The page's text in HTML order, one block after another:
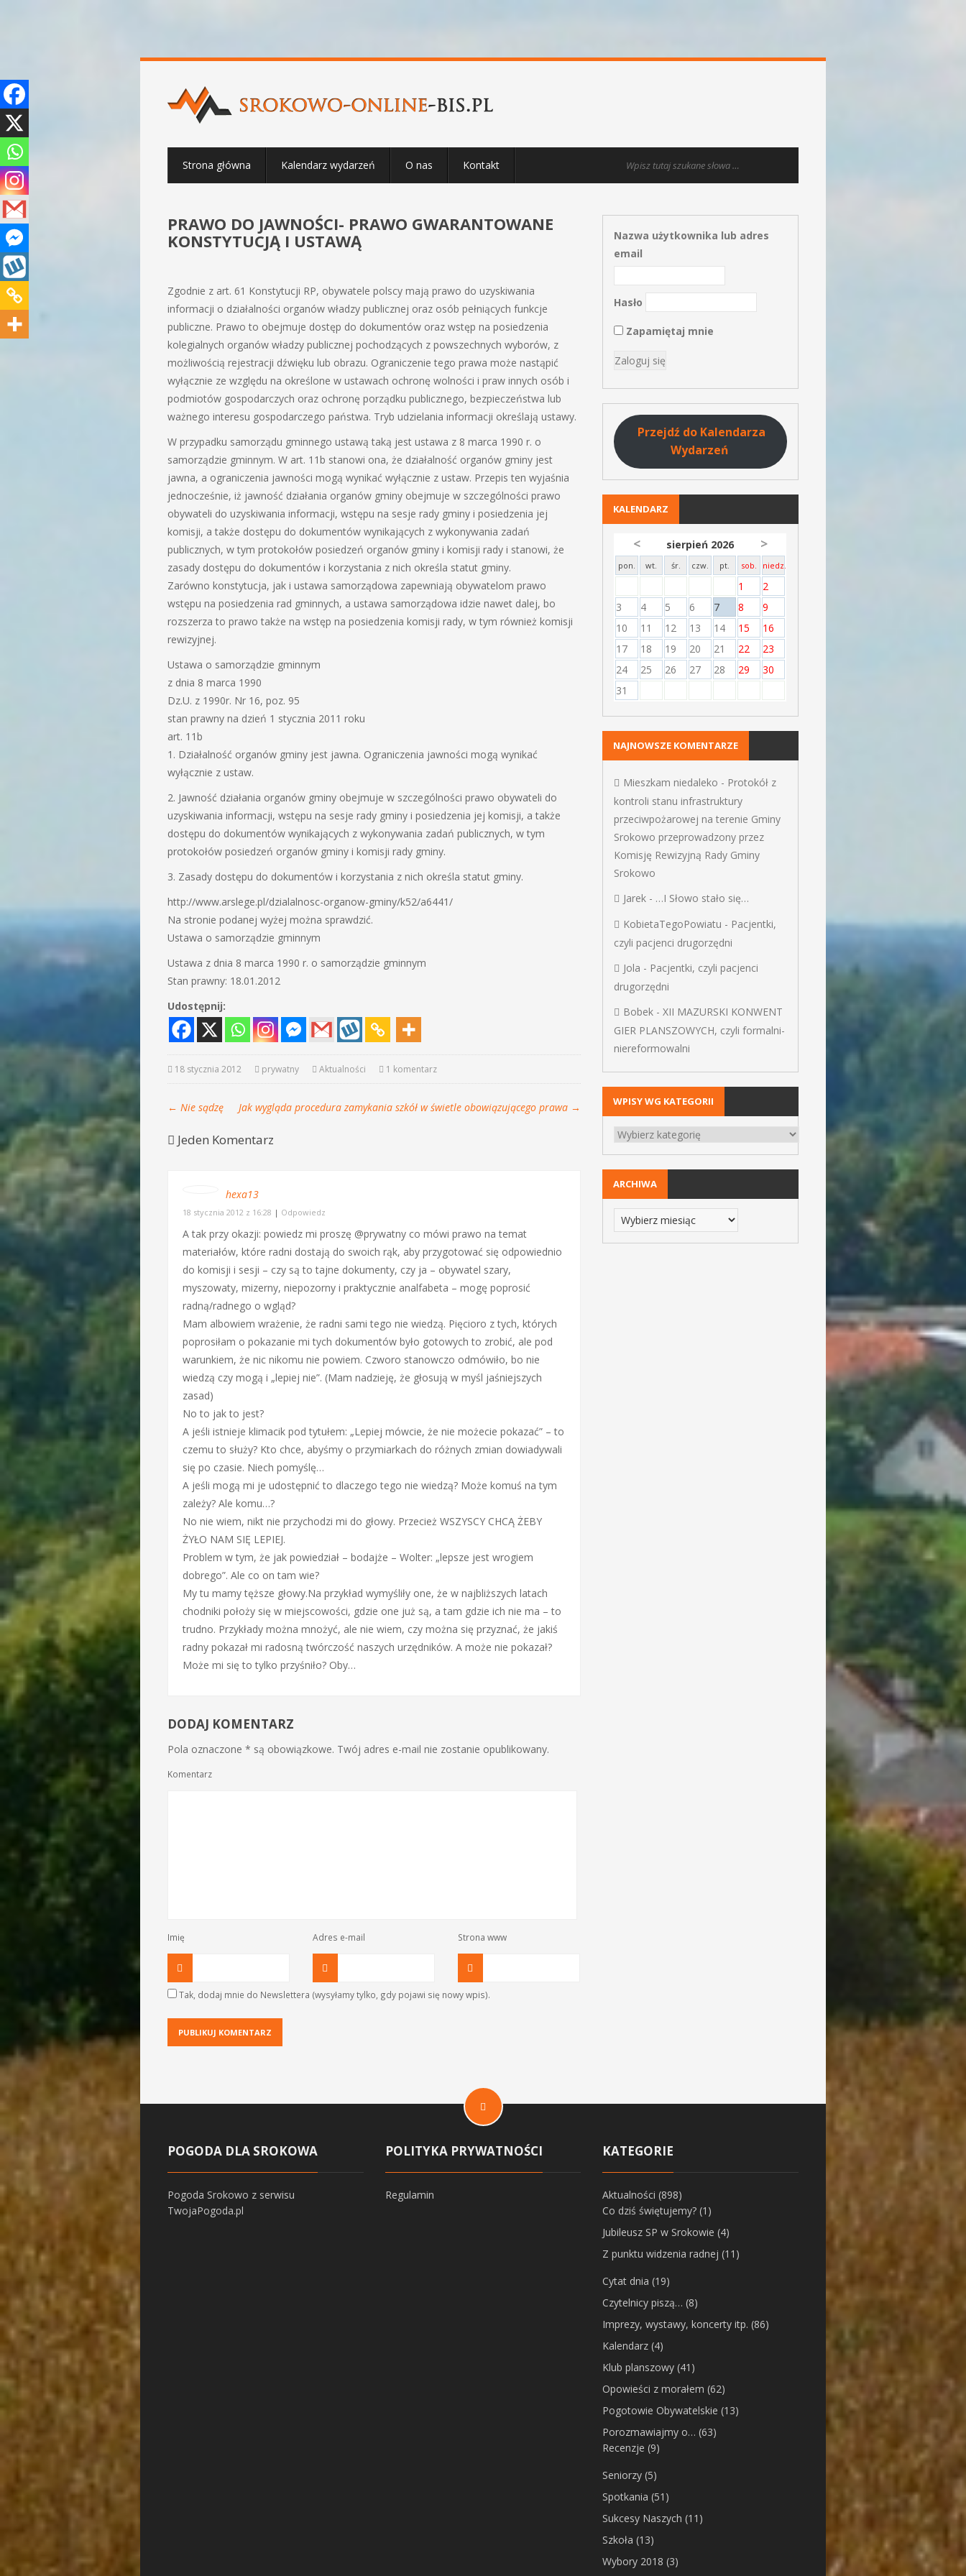
Strona główna Kalendarz wydarzeń O nas Kontakt
PRAWO DO JAWNOŚCI- PRAWO GWARANTOWANE
KONSTYTUCJĄ I USTAWĄ
Zgodnie z art. 61 Konstytucji RP, obywatele polscy mają prawo do uzyskiwania
informacji o działalności organów władzy publicznej oraz osób pełniących funkcje
publiczne. Prawo to obejmuje dostęp do dokumentów oraz wstęp na posiedzenia
kolegialnych organów władzy publicznej pochodzących z powszechnych wyborów, z
możliwością rejestracji dźwięku lub obrazu. Ograniczenie tego prawa może nastąpić
wyłącznie ze względu na określone w ustawach ochronę wolności i praw innych osób i
podmiotów gospodarczych oraz ochronę porządku publicznego, bezpieczeństwa lub
ważnego interesu gospodarczego państwa. Tryb udzielania informacji określają ustawy.
W przypadku samorządu gminnego ustawą taką jest ustawa z 8 marca 1990 r. o
samorządzie gminnym. W art. 11b stanowi ona, że działalność organów gminy jest
jawna, a ograniczenia jawności mogą wynikać wyłącznie z ustaw. Przepis ten wyjaśnia
jednocześnie, iż jawność działania organów gminy obejmuje w szczególności prawo
obywateli do uzyskiwania informacji, wstępu na sesje rady gminy i posiedzenia jej
komisji, a także dostępu do dokumentów wynikających z wykonywania zadań
publicznych, w tym protokołów posiedzeń organów gminy i komisji rady i stanowi, że
zasady dostępu do dokumentów i korzystania z nich określa statut gminy.
Zarówno konstytucja, jak i ustawa samorządowa zapewniają obywatelom prawo
wstępu na posiedzenia rad gminnych, a ustawa samorządowa idzie nawet dalej, bo
rozszerza to prawo także na wstęp na posiedzenia komisji rady, w tym również komisji
rewizyjnej.
Ustawa o samorządzie gminnym
z dnia 8 marca 1990
Dz.U. z 1990r. Nr 16, poz. 95
stan prawny na dzień 1 stycznia 2011 roku
art. 11b
1. Działalność organów gminy jest jawna. Ograniczenia jawności mogą wynikać
wyłącznie z ustaw.
2. Jawność działania organów gminy obejmuje w szczególności prawo obywateli do
uzyskiwania informacji, wstępu na sesje rady gminy i posiedzenia jej komisji, a także
dostępu do dokumentów wynikających z wykonywania zadań publicznych, w tym
protokołów posiedzeń organów gminy i komisji rady gminy.
3. Zasady dostępu do dokumentów i korzystania z nich określa statut gminy.
http://www.arslege.pl/dzialalnosc-organow-gminy/k52/a6441/
Na stronie podanej wyżej można sprawdzić.
Ustawa o samorządzie gminnym
Ustawa z dnia 8 marca 1990 r. o samorządzie gminnym
Stan prawny: 18.01.2012
Udostępnij:
18 stycznia 2012 prywatny Aktualności 1 komentarz
← Nie sądzę Jak wygląda procedura zamykania szkół w świetle obowiązującego prawa →
Jeden Komentarz
hexa13
18 stycznia 2012 z 16:28 | Odpowiedz
A tak przy okazji: powiedz mi proszę @prywatny co mówi prawo na temat
materiałów, które radni dostają do swoich rąk, aby przygotować się odpowiednio
do komisji i sesji – czy są to tajne dokumenty, czy ja – obywatel szary,
myszowaty, mizerny, niepozorny i praktycznie analfabeta – mogę poprosić
radną/radnego o wgląd?
Mam albowiem wrażenie, że radni sami tego nie wiedzą. Pięcioro z tych, których
poprosiłam o pokazanie mi tych dokumentów było gotowych to zrobić, ale pod
warunkiem, że nic nikomu nie powiem. Czworo stanowczo odmówiło, bo nie
wiedzą czy mogą i „lepiej nie”. (Mam nadzieję, że głosują w myśl jaśniejszych
zasad)
No to jak to jest?
A jeśli istnieje klimacik pod tytułem: „Lepiej mówcie, że nie możecie pokazać” – to
czemu to służy? Kto chce, abyśmy o przymiarkach do różnych zmian dowiadywali
się po czasie. Niech pomyślę…
A jeśli mogą mi je udostępnić to dlaczego tego nie wiedzą? Może komuś na tym
zależy? Ale komu…?
No nie wiem, nikt nie przychodzi mi do głowy. Przecież WSZYSCY CHCĄ ŻEBY
ŻYŁO NAM SIĘ LEPIEJ.
Problem w tym, że jak powiedział – bodajże – Wolter: „lepsze jest wrogiem
dobrego”. Ale co on tam wie?
My tu mamy tęższe głowy.Na przykład wymyśliły one, że w najbliższych latach
chodniki położy się w miejscowości, gdzie one już są, a tam gdzie ich nie ma – to
trudno. Przykłady można mnożyć, ale nie wiem, czy można się przyznać, że jakiś
radny pokazał mi radosną twórczość naszych urzędników. A może nie pokazał?
Może mi się to tylko przyśniło? Oby…
DODAJ KOMENTARZ
Pola oznaczone * są obowiązkowe. Twój adres e-mail nie zostanie opublikowany.
Komentarz
Imię Adres e-mail Strona www
Tak, dodaj mnie do Newslettera (wysyłamy tylko, gdy pojawi się nowy wpis).
Nazwa użytkownika lub adres
email
Hasło
Zapamiętaj mnie
Przejdź do Kalendarza
Wydarzeń
KALENDARZ
< sierpień 2026 >
pon. wt. śr. czw. pt. sob. niedz.
1
2
3
4 5 6 7 8
9
10
11 12 13 14 15
16
17
18 19 20 21 22
23
24
25 26 27 28 29
30
31
NAJNOWSZE KOMENTARZE
Mieszkam niedaleko - Protokół z
kontroli stanu infrastruktury
przeciwpożarowej na terenie Gminy
Srokowo przeprowadzony przez
Komisję Rewizyjną Rady Gminy
Srokowo
Jarek - …I Słowo stało się…
KobietaTegoPowiatu - Pacjentki,
czyli pacjenci drugorzędni
Jola - Pacjentki, czyli pacjenci
drugorzędni
Bobek -XII MAZURSKI KONWENT
GIER PLANSZOWYCH, czyli formalni-
niereformowalni
WPISY WG KATEGORII
ARCHIWA
POGODA DLA SROKOWA
Pogoda Srokowo z serwisu
TwojaPogoda.pl
POLITYKA PRYWATNOŚCI
Regulamin
KATEGORIE
Aktualności (898)
Co dziś świętujemy? (1)
Jubileusz SP w Srokowie (4)
Z punktu widzenia radnej (11)
Cytat dnia (19)
Czytelnicy piszą… (8)
Imprezy, wystawy, koncerty itp. (86)
Kalendarz (4)
Klub planszowy (41)
Opowieści z morałem (62)
Pogotowie Obywatelskie (13)
Porozmawiajmy o… (63)
Recenzje (9)
Seniorzy (5)
Spotkania (51)
Sukcesy Naszych (11)
Szkoła (13)
Wybory 2018 (3)